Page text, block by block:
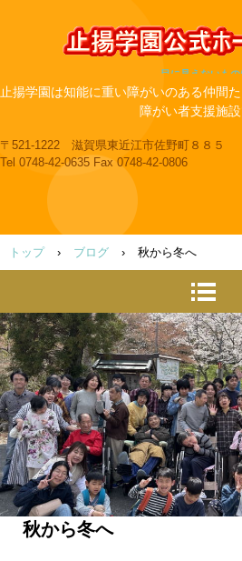
目に見えないものは
止揚学園は知能に重い障がいのある仲間
障がい者支援施
〒521-1222 滋賀県東近江市佐野町８８５
Tel 0748-42-0635 Fax 0748-42-0806
トップ › ブログ › 秋から冬へ
秋から冬へ